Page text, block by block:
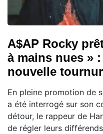
A$AP Rocky
à mains nues »
nouvelle
En pleine promotion de
a été interrogé sur son
détour, le rappeur de
de régler leurs